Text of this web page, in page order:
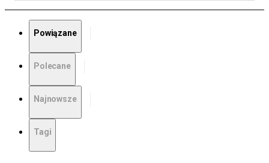
Powiązane
Polecane
Najnowsze
Tagi